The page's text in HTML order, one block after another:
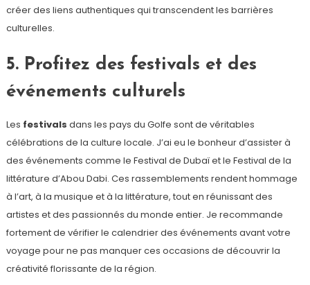
créer des liens authentiques qui transcendent les barrières
culturelles.
5. Profitez des festivals et des
événements culturels
Les festivals dans les pays du Golfe sont de véritables
célébrations de la culture locale. J’ai eu le bonheur d’assister à
des événements comme le Festival de Dubaï et le Festival de la
littérature d’Abou Dabi. Ces rassemblements rendent hommage
à l’art, à la musique et à la littérature, tout en réunissant des
artistes et des passionnés du monde entier. Je recommande
fortement de vérifier le calendrier des événements avant votre
voyage pour ne pas manquer ces occasions de découvrir la
créativité florissante de la région.